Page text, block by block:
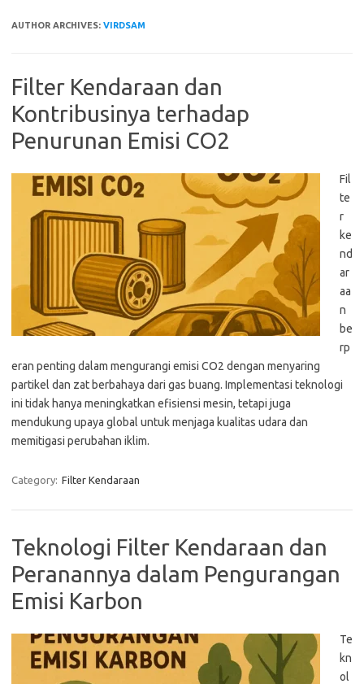
AUTHOR ARCHIVES: VIRDSAM
Filter Kendaraan dan
Kontribusinya terhadap
Penurunan Emisi CO2
Fil
te
r
ke
nd
ar
aa
n
be
rp
eran penting dalam mengurangi emisi CO2 dengan menyaring
partikel dan zat berbahaya dari gas buang. Implementasi teknologi
ini tidak hanya meningkatkan efisiensi mesin, tetapi juga
mendukung upaya global untuk menjaga kualitas udara dan
memitigasi perubahan iklim.
Category: Filter Kendaraan
Teknologi Filter Kendaraan dan
Peranannya dalam Pengurangan
Emisi Karbon
Te
kn
ol